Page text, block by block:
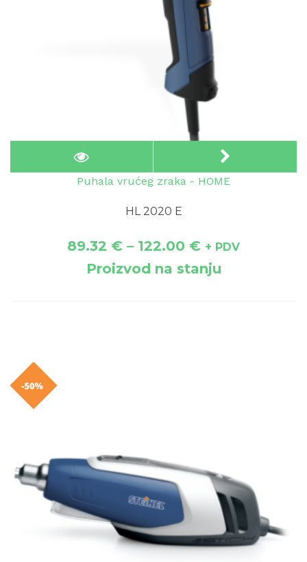
Puhala vrućeg zraka - HOME
HL 2020 E
89.32 € – 122.00 € + PDV
Proizvod na stanju